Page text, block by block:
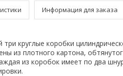
Информация для заказа
три круглые коробки
из плотного картона,
из коробок имеет по два